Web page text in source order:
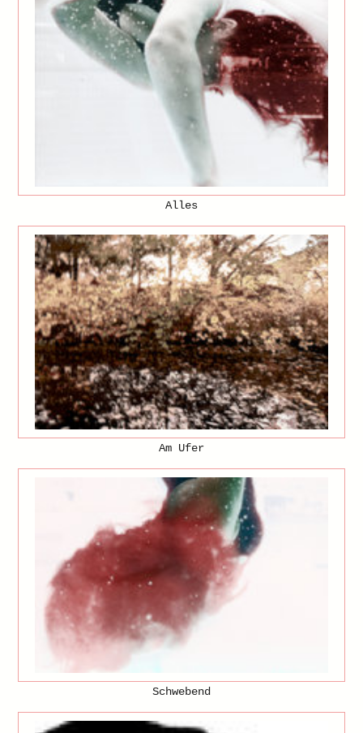
Alles
Am Ufer
Schwebend